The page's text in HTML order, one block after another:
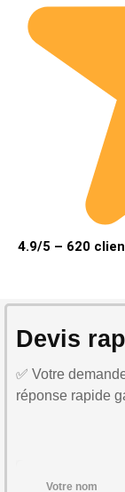
4.9/5 – 620
Devis
✅ Votre
réponse rapide
Votre nom